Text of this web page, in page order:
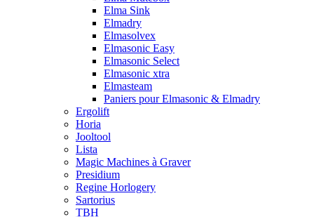
Elma Sink
Elmadry
Elmasolvex
Elmasonic Easy
Elmasonic Select
Elmasonic xtra
Elmasteam
Paniers pour Elmasonic & Elmadry
Ergolift
Horia
Jooltool
Lista
Magic Machines à Graver
Presidium
Regine Horlogery
Sartorius
TBH